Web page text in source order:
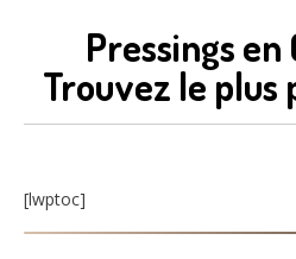
Pressings en
Trouvez le plus
[lwptoc]